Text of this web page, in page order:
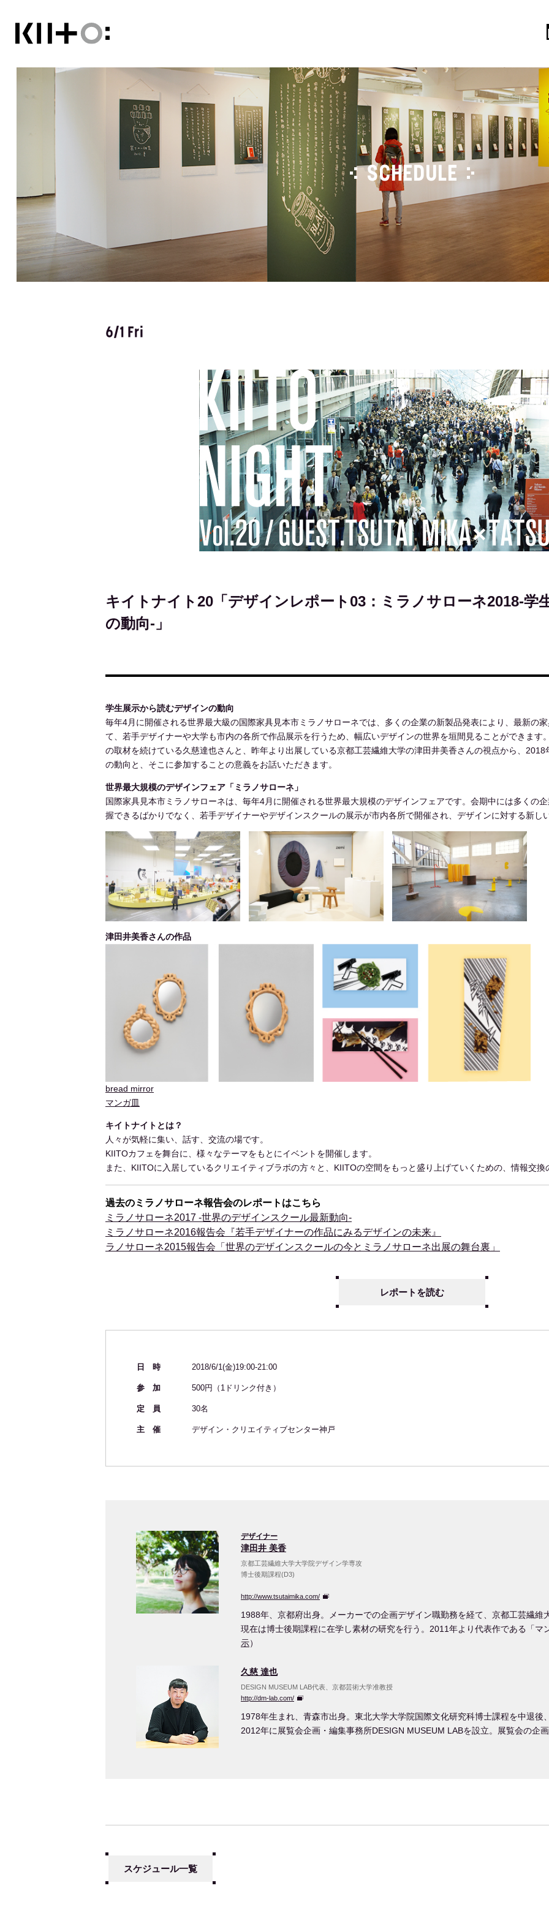
SCHEDULE
6/1 Fri
キイトナイト20「デザインレポート03：ミラノサローネ2018-学
の動向-」
学生展示から読むデザインの動向
毎年4月に開催される世界最大級の国際家具見本市ミラノサローネでは、多くの企業の新製品発表により、最新の
て、若手デザイナーや大学も市内の各所で作品展示を行うため、幅広いデザインの世界を垣間見ることができます
の取材を続けている久慈達也さんと、昨年より出展している京都工芸繊維大学の津田井美香さんの視点から、
の動向と、そこに参加することの意義をお話いただきます。
世界最大規模のデザインフェア「ミラノサローネ」
国際家具見本市ミラノサローネは、毎年4月に開催される世界最大規模のデザインフェアです。会期中には多くの
握できるばかりでなく、若手デザイナーやデザインスクールの展示が市内各所で開催され、デザインに対する新し
津田井美香さんの作品
bread mirror
マンガ皿
キイトナイトとは？
人々が気軽に集い、話す、交流の場です。
KIITOカフェを舞台に、様々なテーマをもとにイベントを開催します。
また、KIITOに入居しているクリエイティブラボの方々と、KIITOの空間をもっと盛り上げていくための、情報交換
過去のミラノサローネ報告会のレポートはこちら
ミラノサローネ2017 -世界のデザインスクール最新動向-
ミラノサローネ2016報告会『若手デザイナーの作品にみるデザインの未来』
ラノサローネ2015報告会「世界のデザインスクールの今とミラノサローネ出展の舞台裏」
レポートを読む
日 時 2018/6/1(金)19:00-21:00
参 加 500円（1ドリンク付き）
定 員 30名
主 催 デザイン・クリエイティブセンター神戸
デザイナー
津田井 美香
京都工芸繊維大学大学院デザイン学専攻
博士後期課程(D3)
http://www.tsutaimika.com/
1988年、京都府出身。メーカーでの企画デザイン職勤務を経て、京都工芸繊維
現在は博士後期課程に在学し素材の研究を行う。2011年より代表作である「
示）
久慈 達也
DESIGN MUSEUM LAB代表、京都芸術大学准教授
http://dm-lab.com/
1978年生まれ、青森市出身。東北大学大学院国際文化研究科博士課程を中退後
2012年に展覧会企画・編集事務所DESIGN MUSEUM LABを設立。展覧会の企
スケジュール一覧